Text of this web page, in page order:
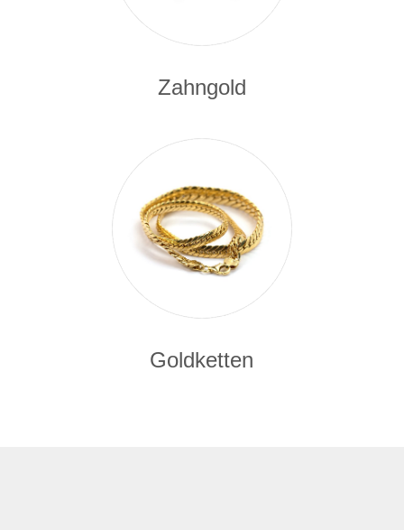
Zahngold
Goldketten